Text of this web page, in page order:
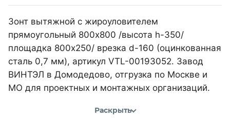
Зонт вытяжной с жироуловителем
прямоугольный 800х800 /высота h-350/
площадка 800х250/ врезка d-160 (оцинкованная
сталь 0,7 мм), артикул VTL-00193052. Завод
ВИНТЭЛ в Домодедово, отгрузка по Москве и
МО для проектных и монтажных организаций.
Раскрыть